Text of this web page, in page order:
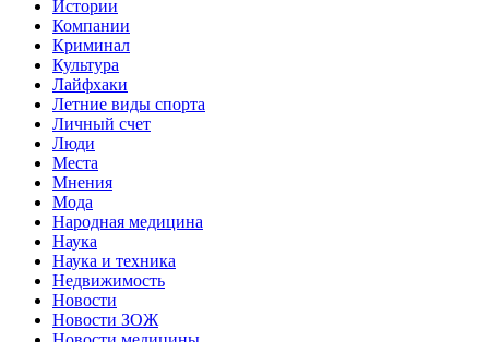
Истории
Компании
Криминал
Культура
Лайфхаки
Летние виды спорта
Личный счет
Люди
Места
Мнения
Мода
Народная медицина
Наука
Наука и техника
Недвижимость
Новости
Новости ЗОЖ